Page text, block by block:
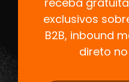
exclusivos
B2B, inbound
direto